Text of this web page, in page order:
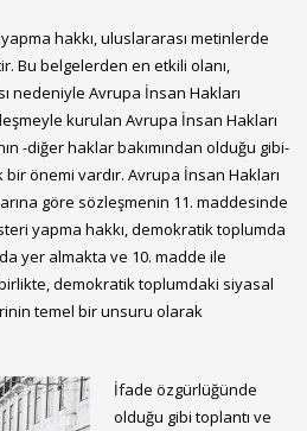
hakkı, uluslararası metinlerde
Bu belgelerden en etkili olanı,
nedeniyle Avrupa İnsan Hakları
kurulan Avrupa İnsan Hakları
-diğer haklar bakımından olduğu gibi-
önemi vardır. Avrupa İnsan Hakları
göre sözleşmenin 11. maddesinde
yapma hakkı, demokratik toplumda
yer almakta ve 10. madde ile
demokratik toplumdaki siyasal
temel bir unsuru olarak
İfade özgürlüğünde
olduğu gibi toplantı ve